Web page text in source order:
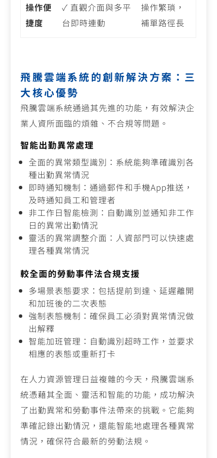
操作便
捷度
✓ 直觀介面與多平
台即時連動
操作繁瑣，
補單路徑長
飛騰雲端系統的創新解決方案：三
大核心優勢
飛騰雲端系統通過其先進的功能，有效解決企
業人資所面臨的煩雜、不合規等問題。
智能出勤異常處理
全面的異常類型識別：系統能夠準確識別各
種出勤異常情況
即時通知機制：通過郵件和手機App推送，
及時通知員工和管理者
非工作日智能檢測：自動識別並通知非工作
日的異常出勤情況
靈活的異常調整介面：人資部門可以快速處
理各種異常情況
較全面的勞動事件法合規支援
多場景表態要求：包括提前到達、延遲離開
和加班後的二次表態
強制表態機制：確保員工必須對異常情況做
出解釋
智能加班管理：自動識別超時工作，並要求
相應的表態或重新打卡
在人力資源管理日益複雜的今天，飛騰雲端系
統憑藉其全面、靈活和智能的功能，成功解決
了出勤異常和勞動事件法帶來的挑戰。它能夠
準確記錄出勤情況，還能智能地處理各種異常
情況，確保符合最新的勞動法規。